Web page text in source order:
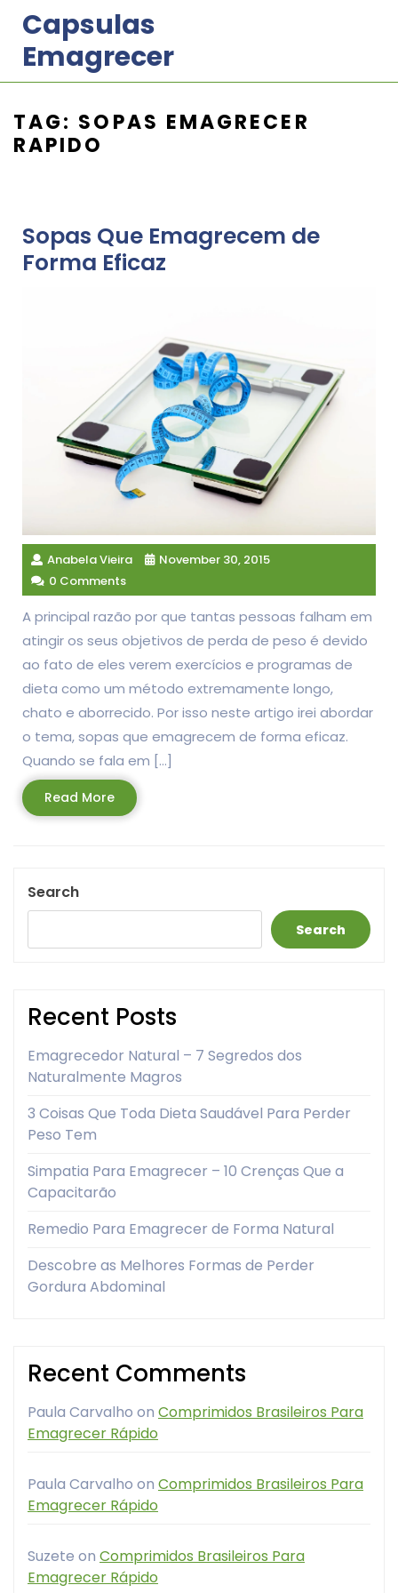
content
Capsulas
Emagrecer
TAG: SOPAS EMAGRECER
RAPIDO
Sopas Que Emagrecem de
Forma Eficaz
Anabela Vieira
November 30, 2015
0 Comments
A principal razão por que tantas pessoas falham em
atingir os seus objetivos de perda de peso é devido
ao fato de eles verem exercícios e programas de
dieta como um método extremamente longo,
chato e aborrecido. Por isso neste artigo irei abordar
o tema, sopas que emagrecem de forma eficaz.
Quando se fala em […]
Read MoreRead
More
Search
Search
Recent Posts
Emagrecedor Natural – 7 Segredos dos
Naturalmente Magros
3 Coisas Que Toda Dieta Saudável Para Perder
Peso Tem
Simpatia Para Emagrecer – 10 Crenças Que a
Capacitarão
Remedio Para Emagrecer de Forma Natural
Descobre as Melhores Formas de Perder
Gordura Abdominal
Recent Comments
Paula Carvalho on Comprimidos Brasileiros Para
Emagrecer Rápido
Paula Carvalho on Comprimidos Brasileiros Para
Emagrecer Rápido
Suzete on Comprimidos Brasileiros Para
Emagrecer Rápido